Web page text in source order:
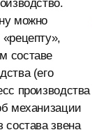
можно
составе
(его
производства
механизации
состава звена